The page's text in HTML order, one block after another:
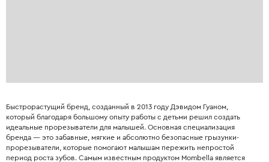
Быстрорастущий бренд, созданный в 2013 году Дэвидом Гуаном,
который благодаря большому опыту работы с детьми решил создать
идеальные прорезыватели для малышей. Основная специализация
бренда — это забавные, мягкие и абсолютно безопасные грызунки-
прорезыватели, которые помогают малышам пережить непростой
период роста зубов. Самым известным продуктом Mombella является